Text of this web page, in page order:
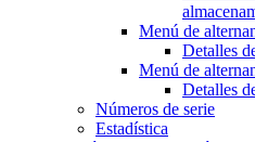
Menú de
Detalles
Menú de
Detalles
Números de serie
Estadística